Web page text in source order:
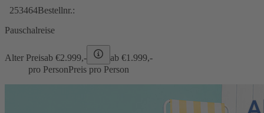
253464Bestellnr.:
Pauschalreise
Alter Preisab €2.999,- ab €1.999,-
pro PersonPreis pro Person